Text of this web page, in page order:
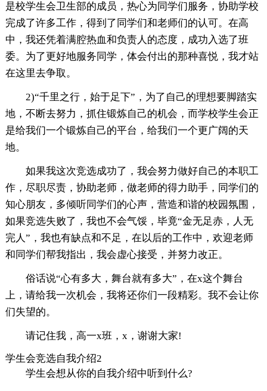
是校学生会卫生部的成员，热心为同学们服务，协助学校
完成了许多工作，得到了同学们和老师们的认可。在高
中，我还凭着满腔热血和负责人的态度，成功入选了班
委。为了更好地服务同学，体会付出的那种喜悦，我才站
在这里去争取。
2)“千里之行，始于足下”，为了自己的理想要脚踏实
地，不断去努力，抓住锻炼自己的机会，而学校学生会正
是给我们一个锻炼自己的平台，给我们一个更广阔的天
地。
如果我这次竞选成功了，我会努力做好自己的本职工
作，尽职尽责，协助老师，做老师的得力助手，同学们的
知心朋友，多倾听同学们的心声，营造和谐的校园氛围，
如果竞选失败了，我也不会气馁，毕竟“金无足赤，人无
完人”，我也有缺点和不足，在以后的工作中，欢迎老师
和同学们帮我指出，我会虚心接受，并努力改正。
俗话说“心有多大，舞台就有多大”，在x这个舞台
上，请给我一次机会，我将还你们一段精彩。我不会让你
们失望的。
请记住我，高一x班，x，谢谢大家!
学生会竞选自我介绍2
学生会想从你的自我介绍中听到什么?